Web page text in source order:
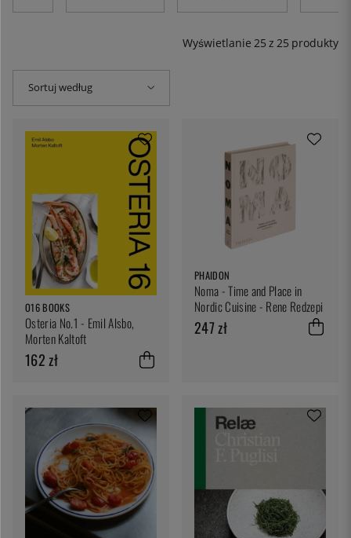
jest możliwość odkrywania i gotowania w domu. Być może
spróbować - oferujemy książki kucharskie z Azji, Europy,
Bliskiego Wschodu, Ameryki Południowej i Łacińskiej oraz
oczywiście z krajów nordyckich.
Wyświetlanie 25 z 25 produkty
Sortuj według
O16 BOOKS
Osteria No.1 - Emil Alsbo,
Morten Kaltoft
162 zł
PHAIDON
Noma - Time and Place in
Nordic Cuisine - Rene Redzepi
247 zł